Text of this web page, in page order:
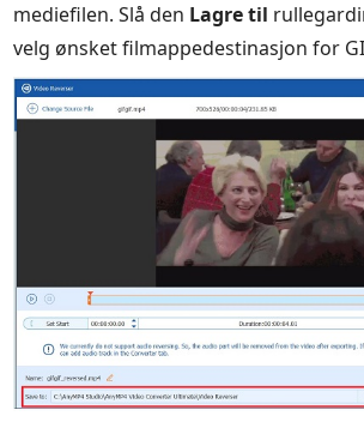
mediefilen. Slå den Lagre til
velg ønsket filmappedestinasjon for